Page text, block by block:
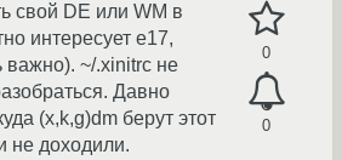
0
0
свой DE или WM в
интересует e17,
важно). ~/.xinitrc не
Давно
(x,k,g)dm берут этот
не доходили.